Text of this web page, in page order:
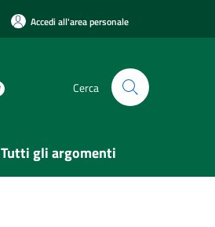
Accedi all'area personale
Cerca
Tutti gli argomenti